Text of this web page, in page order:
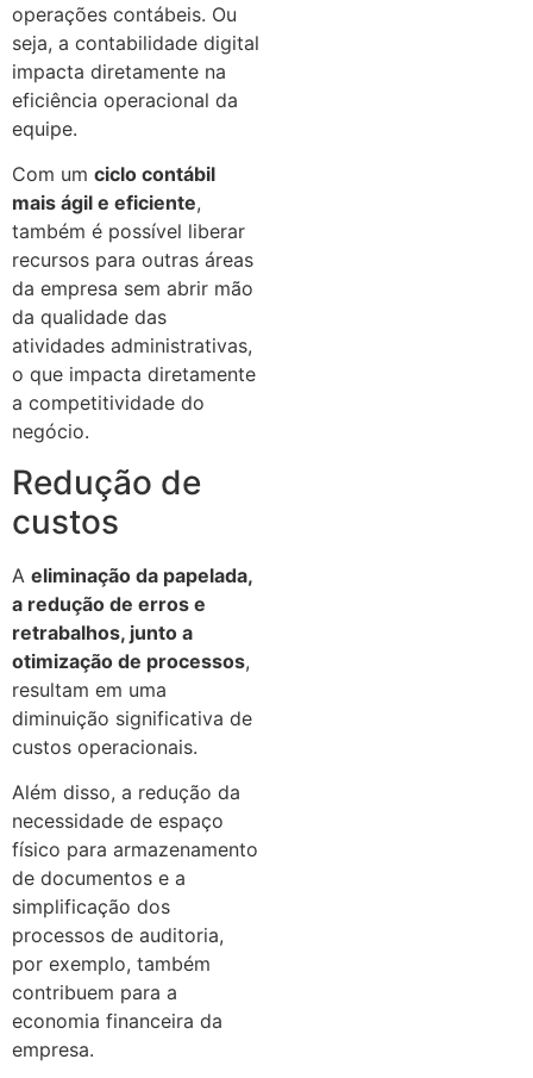
operações contábeis. Ou
seja, a contabilidade digital
impacta diretamente na
eficiência operacional da
equipe.
Com um ciclo contábil
mais ágil e eficiente,
também é possível liberar
recursos para outras áreas
da empresa sem abrir mão
da qualidade das
atividades administrativas,
o que impacta diretamente
a competitividade do
negócio.
Redução de
custos
A eliminação da papelada,
a redução de erros e
retrabalhos, junto a
otimização de processos,
resultam em uma
diminuição significativa de
custos operacionais.
Além disso, a redução da
necessidade de espaço
físico para armazenamento
de documentos e a
simplificação dos
processos de auditoria,
por exemplo, também
contribuem para a
economia financeira da
empresa.